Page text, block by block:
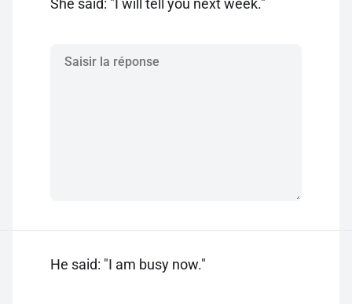
She said: "I will tell you next week."
He said: "I am busy now."